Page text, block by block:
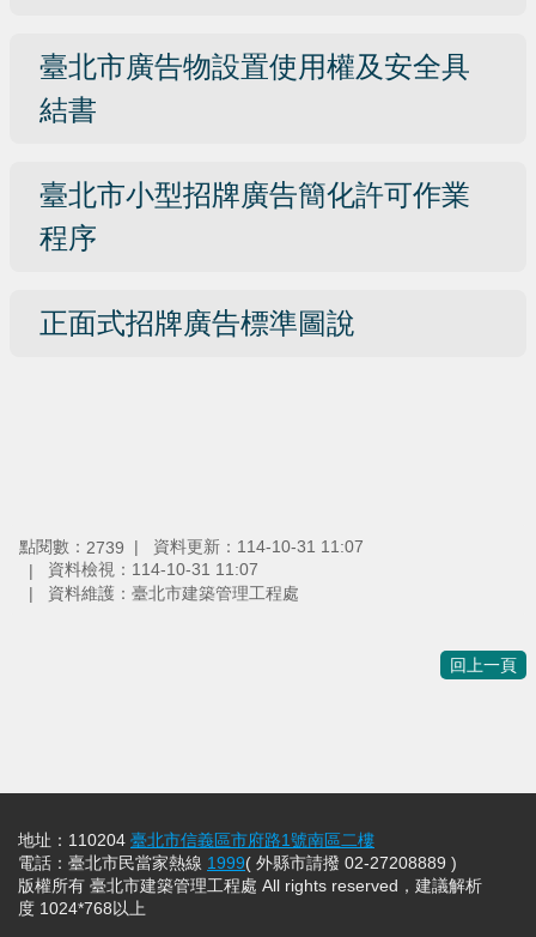
臺北市廣告物設置使用權及安全具
結書
臺北市小型招牌廣告簡化許可作業
程序
正面式招牌廣告標準圖說
點閱數： 2739 資料更新： 114-10-31 11:07
資料檢視： 114-10-31 11:07
資料維護： 臺北市建築管理工程處
回上一頁
地址：110204 臺北市信義區市府路1號南區二樓
電話：臺北市民當家熱線 1999( 外縣市請撥 02-27208889 )
版權所有 臺北市建築管理工程處 All rights reserved，建議解析
度 1024*768以上